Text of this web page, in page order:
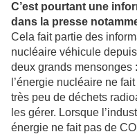
C’est pourtant une
dans la presse
Cela fait partie des
nucléaire véhicule
deux grands mensonges
l’énergie nucléaire ne
très peu de déchets
les gérer. Lorsque
énergie ne fait pas de